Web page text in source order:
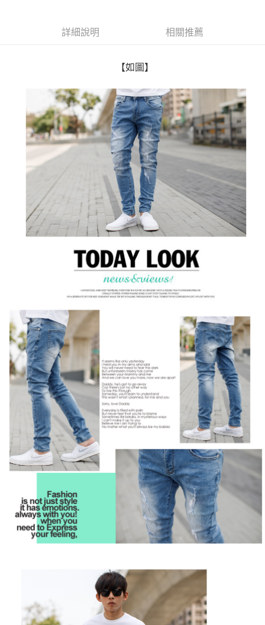
AFTEE先享後付是「在收到商品之後才付款」的支付方式。 讓您購物簡單
２．便利：只要手機號碼，簡訊認證，即可結帳。
【「AFTEE先享後付」結帳流程】
１．於結帳方式選擇「AFTEE先享後付」後，將跳轉至「AFTEE先享後付」
結帳頁面，進行簡訊認證並確認金額後，即可完成結帳。
２．訂單成立數日內，您將收到繳費通知簡訊。
３．收到繳費通知簡訊後14天內，點擊此簡訊中的連結，可透過四大超商／
ATM／網路銀行／等多元方式進行付款，方視為交易完成。
※ 請注意：結帳手續完成當下不需立刻繳費，但若您需要取消訂單，請聯絡
購買商品的店家。未經商家同意取消之訂單仍視為有效，需透過AFTEE先享
※ 交易是否成功請以「AFTEE先享後付 」之結帳頁面顯示為準，若有關於
是否繳費成功／繳費後需取消欲退款等相關疑問，請聯繫「AFTEE先享後付
客戶支援中心」
https://netprotections.freshdesk.com/support/home
【注意事項】
１．透過由恩沛科技股份有限公司提供之「AFTEE先享後付」服務完成之交
易，需依本服務之必要範圍內提供個人資料，並將交易相關給付款項請求債
權轉讓予恩沛科技股份有限公司。
２．關於個人資料處理事宜，請瀏覽以下網址：
https://aftee.tw/terms/#terms3
「AFTEE先享後付」，若未經同意申辦者引起之損失，本公司不負相關責
任。
４．使用「AFTEE先享後付」時，將依據個別帳號之用戶狀況，依本公司即
時審查核予不同之上限額度；若仍有額度不足之情形，本公司將視審查結果
請求用戶進行身份認證。
５．嚴禁一人註冊多個帳號或使用他人資訊註冊。若發現惡意使用之情形，
恩沛科技股份有限公司將有權停止該用戶之使用額度並採取法律行動。
每筆NT$80，滿NT$1,800(含以上)免運費
先付款後全家取貨
每筆NT$80，滿NT$1,800(含以上)免運費
7-11付款取貨
每筆NT$80，滿NT$1,800(含以上)免運費
先付款後7-11取貨
每筆NT$80，滿NT$1,800(含以上)免運費
每筆NT$120，滿NT$3,000(含以上)免運費
詳細說明 相關推薦
【如圖】